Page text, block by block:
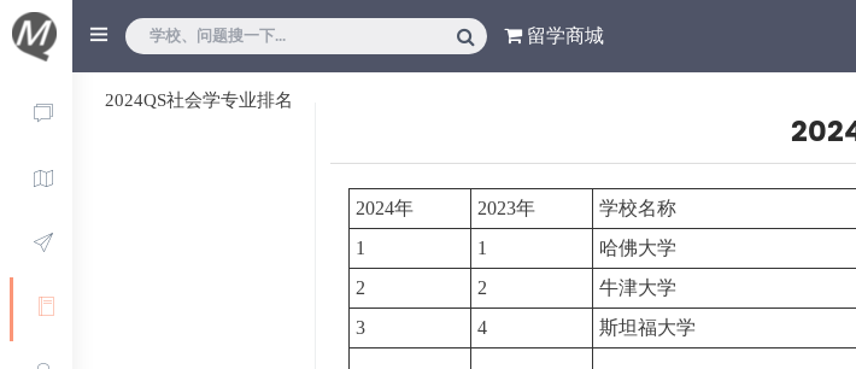
留学商城
2024QS社会学专业排名
2024年 2023年 学校名称
1
1 哈佛大学
2
2 牛津大学
3
4 斯坦福大学